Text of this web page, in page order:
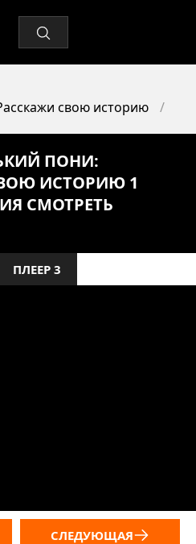
свою историю
ПОНИ:
ИСТОРИЮ 1
СМОТРЕТЬ
ПЛЕЕР 3
СЛЕДУЮЩАЯ